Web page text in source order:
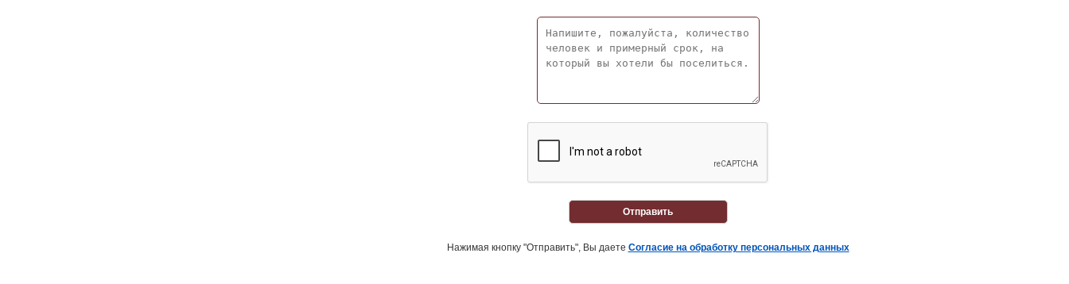
Отправить
Нажимая кнопку "Отправить", Вы даете Согласие на обработку персональных данных